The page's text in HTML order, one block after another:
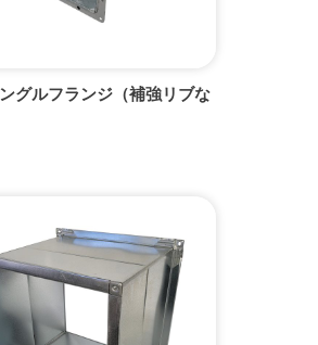
グルフランジ（補強リブな